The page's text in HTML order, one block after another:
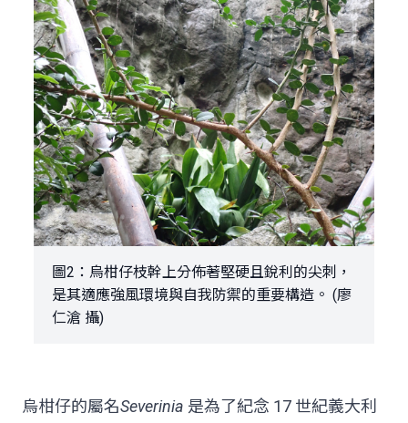
圖2：烏柑仔枝幹上分佈著堅硬且銳利的尖刺，
是其適應強風環境與自我防禦的重要構造。 (廖
仁滄 攝)
烏柑仔的屬名Severinia 是為了紀念 17 世紀義大利